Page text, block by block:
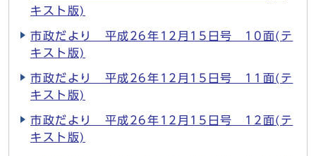
キスト版)
市政だより 平成26年12月15日号 10面(テ
キスト版)
市政だより 平成26年12月15日号 11面(テ
キスト版)
市政だより 平成26年12月15日号 12面(テ
キスト版)